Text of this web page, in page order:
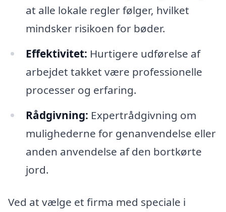
at alle lokale regler følger, hvilket
mindsker risikoen for bøder.
Effektivitet: Hurtigere udførelse af
arbejdet takket være professionelle
processer og erfaring.
Rådgivning: Expertrådgivning om
mulighederne for genanvendelse eller
anden anvendelse af den bortkørte
jord.
Ved at vælge et firma med speciale i